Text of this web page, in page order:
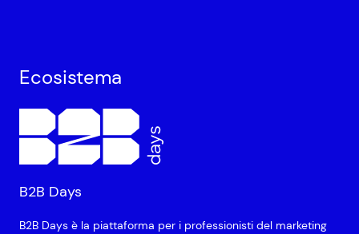
Ecosistema
B2B Days
B2B Days è la piattaforma per i professionisti del marketing